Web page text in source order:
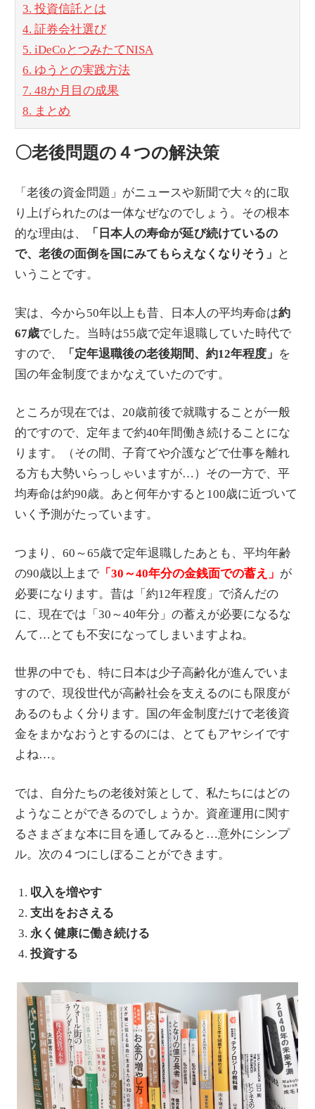
3. 投資信託とは
4. 証券会社選び
5. iDeCoとつみたてNISA
6. ゆうとの実践方法
7. 48か月目の成果
8. まとめ
〇老後問題の４つの解決策
「老後の資金問題」がニュースや新聞で大々的に取
り上げられたのは一体なぜなのでしょう。その根本
的な理由は、
「日本人の寿命が延び続けているの
で、老後の面倒を国にみてもらえなくなりそう」
と
いうことです。
実は、今から50年以上も昔、日本人の平均寿命は約
67歳でした。当時は55歳で定年退職していた時代で
すので、
「定年退職後の老後期間、約12年程度」 を
国の年金制度でまかなえていたのです。
ところが現在では、20歳前後で就職することが一般
的ですので、定年まで約40年間働き続けることにな
ります。（その間、子育てや介護などで仕事を離れ
る方も大勢いらっしゃいますが…）その一方で、平
均寿命は約90歳。あと何年かすると100歳に近づいて
いく予測がたっています。
つまり、60～65歳で定年退職したあとも、平均年齢
の90歳以上まで 「30～40年分の金銭面での蓄え」 が
必要になります。昔は「約12年程度」で済んだの
に、現在では「30～40年分」の蓄えが必要になるな
んて…とても不安になってしまいますよね。
世界の中でも、特に日本は少子高齢化が進んでいま
すので、現役世代が高齢社会を支えるのにも限度が
あるのもよく分ります。国の年金制度だけで老後資
金をまかなおうとするのには、とてもアヤシイです
よね…。
では、自分たちの老後対策として、私たちにはどの
ようなことができるのでしょうか。資産運用に関す
るさまざまな本に目を通してみると…意外にシンプ
ル。次の４つにしぼることができます。
収入を増やす
支出をおさえる
永く健康に働き続ける
投資する